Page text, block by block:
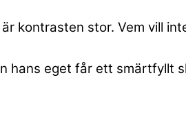
kontrasten stor. Vem vill
hans eget får ett smärtfyllt